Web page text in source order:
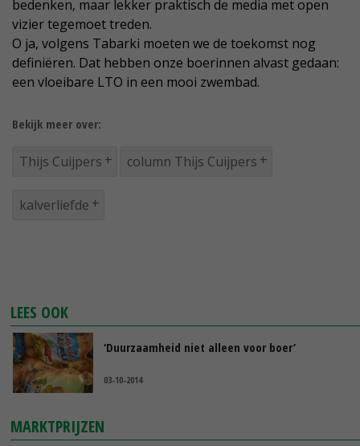
bedenken, maar lekker praktisch de media met open
vizier tegemoet treden.
O ja, volgens Tabarki moeten we de toekomst nog
definiëren. Dat hebben onze boerinnen alvast gedaan:
een vloeibare LTO in een mooi zwembad.
Bekijk meer over:
Thijs Cuijpers column Thijs Cuijpers
kalverliefde
LEES OOK
‘Duurzaamheid niet alleen voor boer’
03-10-2014
MARKTPRIJZEN